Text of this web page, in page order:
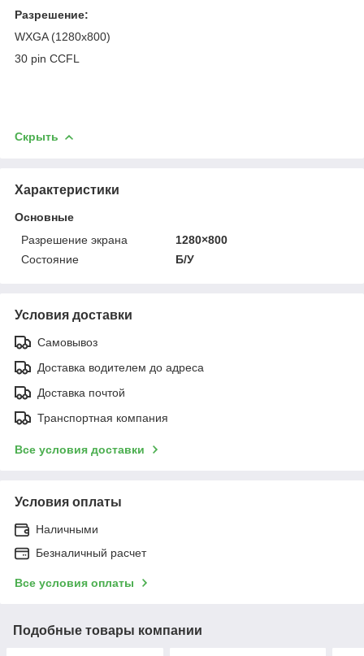
Разрешение:
WXGA (1280x800)
30 pin CCFL
Скрыть
Характеристики
Основные
Разрешение экрана
1280×800
Состояние
Б/У
Условия доставки
Самовывоз
Доставка водителем до адреса
Доставка почтой
Транспортная компания
Все условия доставки
Условия оплаты
Наличными
Безналичный расчет
Все условия оплаты
Подобные товары компании